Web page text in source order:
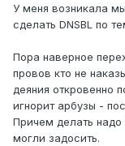
У меня возникала
сделать DNSBL по
Пора наверное
провов кто не
деяния откровенно
игнорит арбузы -
Причем делать
могли задосить.